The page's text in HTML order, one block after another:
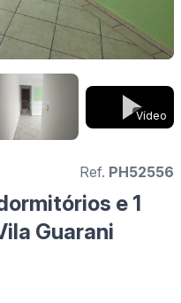
Vídeo
Ref. PH52556
e 1
Guarani